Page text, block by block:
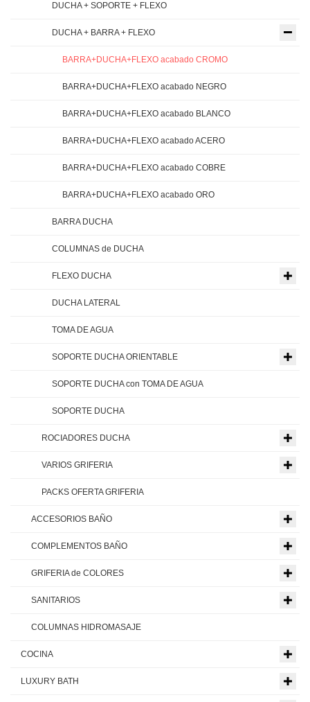
DUCHA + SOPORTE + FLEXO
DUCHA + BARRA + FLEXO
BARRA+DUCHA+FLEXO acabado CROMO
BARRA+DUCHA+FLEXO acabado NEGRO
BARRA+DUCHA+FLEXO acabado BLANCO
BARRA+DUCHA+FLEXO acabado ACERO
BARRA+DUCHA+FLEXO acabado COBRE
BARRA+DUCHA+FLEXO acabado ORO
BARRA DUCHA
COLUMNAS de DUCHA
FLEXO DUCHA
DUCHA LATERAL
TOMA DE AGUA
SOPORTE DUCHA ORIENTABLE
SOPORTE DUCHA con TOMA DE AGUA
SOPORTE DUCHA
ROCIADORES DUCHA
VARIOS GRIFERIA
PACKS OFERTA GRIFERIA
ACCESORIOS BAÑO
COMPLEMENTOS BAÑO
GRIFERIA de COLORES
SANITARIOS
COLUMNAS HIDROMASAJE
COCINA
LUXURY BATH